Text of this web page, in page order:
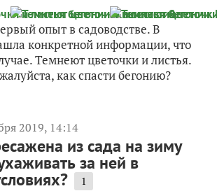
опыт в садоводстве. В
конкретной информации, что
Темнеют цветочки и листья.
как спасти бегонию?
2019, 14:14
из сада на зиму
за ней в
1